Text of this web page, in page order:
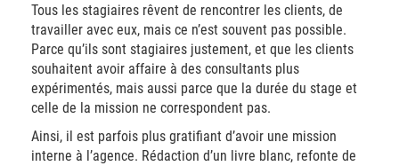
Tous les stagiaires rêvent de rencontrer les clients, de
travailler avec eux, mais ce n’est souvent pas possible.
Parce qu’ils sont stagiaires justement, et que les clients
souhaitent avoir affaire à des consultants plus
expérimentés, mais aussi parce que la durée du stage et
celle de la mission ne correspondent pas.
Ainsi, il est parfois plus gratifiant d’avoir une mission
interne à l’agence. Rédaction d’un livre blanc, refonte de